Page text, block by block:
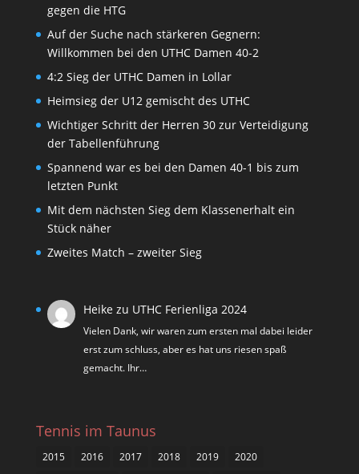
gegen die HTG
Auf der Suche nach stärkeren Gegnern:
Willkommen bei den UTHC Damen 40-2
4:2 Sieg der UTHC Damen in Lollar
Heimsieg der U12 gemischt des UTHC
Wichtiger Schritt der Herren 30 zur Verteidigung
der Tabellenführung
Spannend war es bei den Damen 40-1 bis zum
letzten Punkt
Mit dem nächsten Sieg dem Klassenerhalt ein
Stück näher
Zweites Match – zweiter Sieg
Heike zu UTHC Ferienliga 2024
Vielen Dank, wir waren zum ersten mal dabei leider
erst zum schluss, aber es hat uns riesen spaß
gemacht. Ihr…
Tennis im Taunus
2015 2016 2017 2018 2019
2020